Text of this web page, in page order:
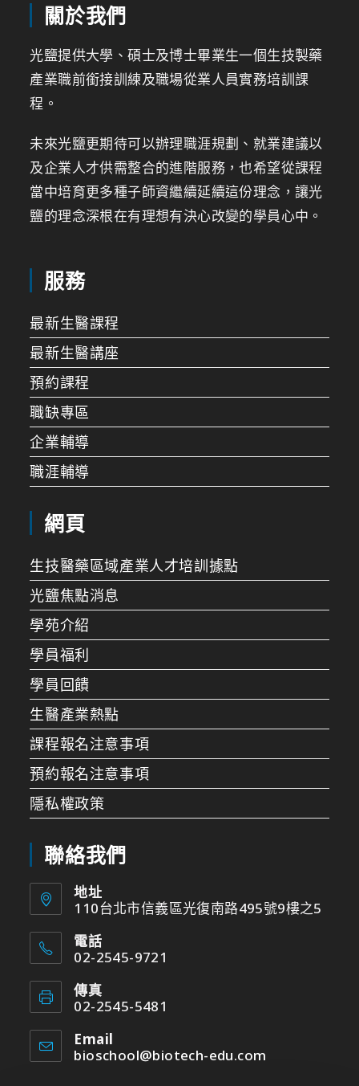
關於我們
光鹽提供大學、碩士及博士畢業生一個生技製藥
產業職前銜接訓練及職場從業人員實務培訓課
程。
未來光鹽更期待可以辦理職涯規劃、就業建議以
及企業人才供需整合的進階服務，也希望從課程
當中培育更多種子師資繼續延續這份理念，讓光
鹽的理念深根在有理想有決心改變的學員心中。
服務
最新生醫課程
最新生醫講座
預約課程
職缺專區
企業輔導
職涯輔導
網頁
生技醫藥區域產業人才培訓據點
光鹽焦點消息
學苑介紹
學員福利
學員回饋
生醫產業熱點
課程報名注意事項
預約報名注意事項
隱私權政策
聯絡我們
地址
110台北市信義區光復南路495號9樓之5
電話
02-2545-9721
傳真
02-2545-5481
Email
bioschool@biotech-edu.com